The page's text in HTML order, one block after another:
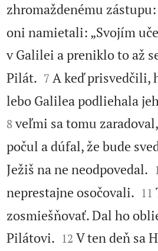
zhromaždenému
oni namietali: „Svojím
v Galilei a preniklo to až
Pilát.
7 A keď prisvedčili,
lebo Galilea podliehala
8 veľmi sa tomu
počul a dúfal, že bude
Ježiš na ne neodpovedal.
neprestajne osočovali.
11
zosmiešňovať. Dal ho
Pilátovi.
12 V ten deň sa